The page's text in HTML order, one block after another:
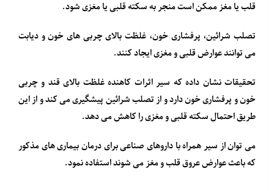
قلب یا مغز ممکن است منجر به سکته قلبی یا مغزی شود.
تصلب شرائین، پرفشاری خون، غلظت بالای چربی های خون و دیابت
می توانند عوارض قلبی و مغزی ایجاد کنند.
تحقیقات نشان داده که سیر اثرات کاهنده غلظت بالای قند و چربی
خون و پرفشاری خون دارد و از تصلب شرائین پیشگیری می کند و از این
طریق احتمال سکته قلبی و مغزی را کاهش می دهد.
می توان از سیر همراه با داروهای صناعی برای درمان بیماری های مذکور
که باعث عوارض عروق قلب و مغز می شوند استفاده نمود.